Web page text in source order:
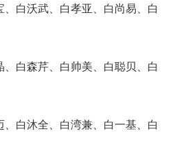
白沃武、白孝亚、白尚易、白
白森芹、白帅美、白聪贝、白
白沐全、白湾兼、白一基、白